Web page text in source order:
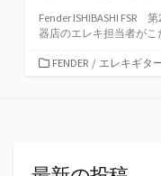
Fender ISHIBASHI FSR
器店のエレキ担当者がこ
カFENDER / エレキギタ